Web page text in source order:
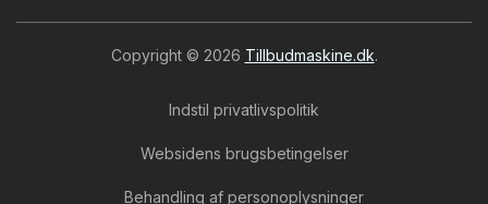
Copyright © 2026 Tillbudmaskine.dk.
Indstil privatlivspolitik
Websidens brugsbetingelser
Behandling af personoplysninger